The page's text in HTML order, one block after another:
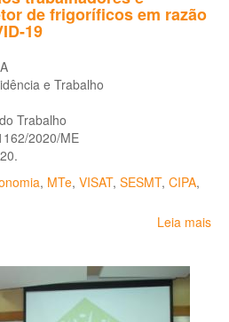
de frigoríficos em razão
19
e Trabalho
Trabalho
2020/ME
, MTe, VISAT, SESMT, CIPA,
Leia mais